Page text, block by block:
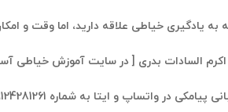
به یادگیری خیاطی علاقه دارید، اما وقت و
اکرم السادات بدری [ در سایت آموزش خیاطی
در واتساپ و ایتا به شماره 09124281261 – 09924201261​